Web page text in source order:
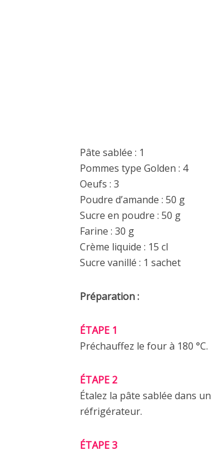
Pâte sablée : 1
Pommes type Golden : 4
Oeufs : 3
Poudre d’amande : 50 g
Sucre en poudre : 50 g
Farine : 30 g
Crème liquide : 15 cl
Sucre vanillé : 1 sachet
Préparation :
ÉTAPE 1
Préchauffez le four à 180 °C.
ÉTAPE 2
Étalez la pâte sablée dans
réfrigérateur.
ÉTAPE 3